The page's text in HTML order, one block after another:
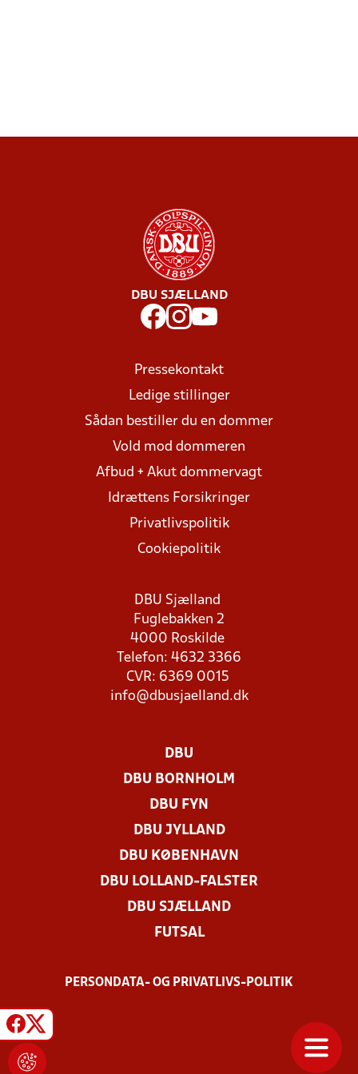
DBU SJÆLLAND
Pressekontakt
Ledige stillinger
Sådan bestiller du en dommer
Vold mod dommeren
Afbud + Akut dommervagt
Idrættens Forsikringer
Privatlivspolitik
Cookiepolitik
DBU Sjælland
Fuglebakken 2
4000 Roskilde
Telefon: 4632 3366
CVR: 6369 0015
info@dbusjaelland.dk
DBU
DBU BORNHOLM
DBU FYN
DBU JYLLAND
DBU KØBENHAVN
DBU LOLLAND-FALSTER
DBU SJÆLLAND
FUTSAL
PERSONDATA- OG PRIVATLIVS-POLITIK